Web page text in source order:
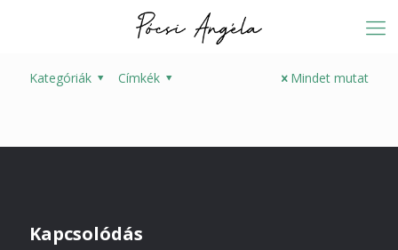
Kategóriák Címkék Mindet mutat
Kapcsolódás